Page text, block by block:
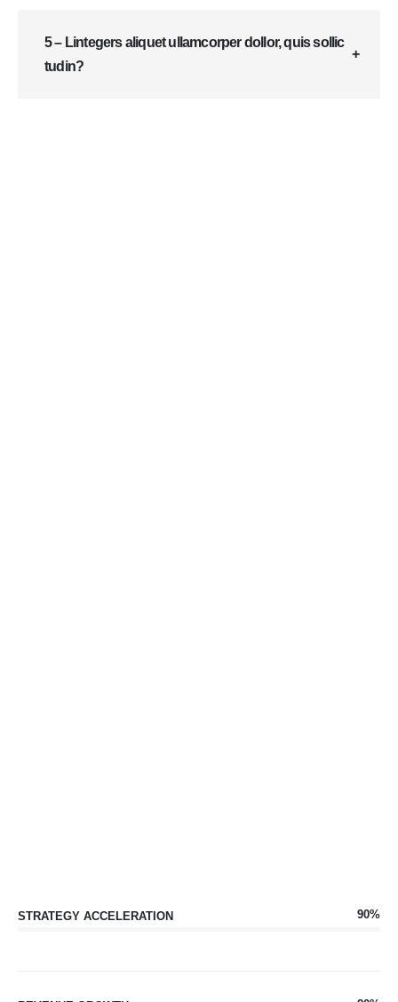
5 – Lintegers aliquet ullamcorper dollor, quis sollic
tudin?
STRATEGY ACCELERATION 90%